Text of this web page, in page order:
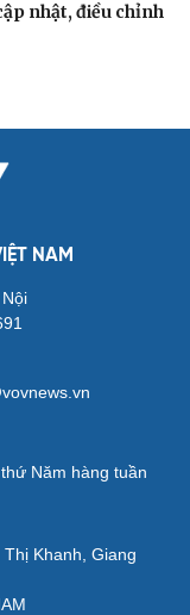
nhật, điều chỉnh
NAM
Năm hàng tuần
Khanh, Giang